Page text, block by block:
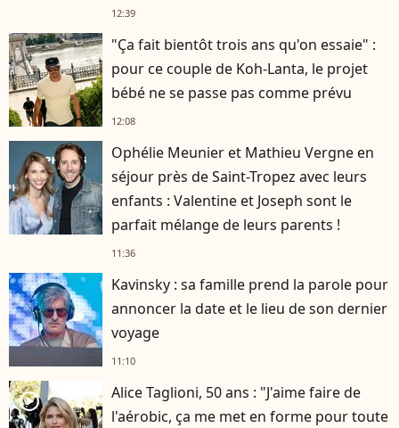
12:39
"Ça fait bientôt trois ans qu'on essaie" :
pour ce couple de Koh-Lanta, le projet
bébé ne se passe pas comme prévu
12:08
Ophélie Meunier et Mathieu Vergne en
séjour près de Saint-Tropez avec leurs
enfants : Valentine et Joseph sont le
parfait mélange de leurs parents !
11:36
Kavinsky : sa famille prend la parole pour
annoncer la date et le lieu de son dernier
voyage
11:10
player2
Alice Taglioni, 50 ans : "J'aime faire de
l'aérobic, ça me met en forme pour toute